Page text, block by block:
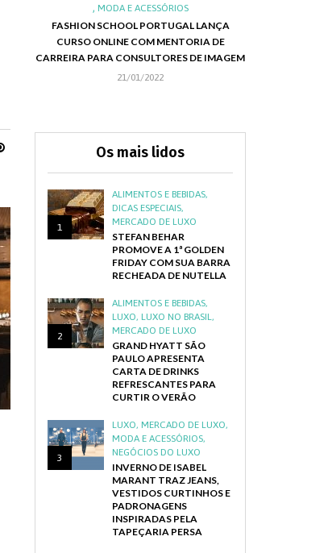
, MODA E ACESSÓRIOS
FASHION SCHOOL PORTUGAL LANÇA
CURSO ONLINE COM MENTORIA DE
CARREIRA PARA CONSULTORES DE IMAGEM
21/01/2022
Os mais lidos
1
ALIMENTOS E BEBIDAS,
DICAS ESPECIAIS,
MERCADO DE LUXO
STEFAN BEHAR
PROMOVE A 1ª GOLDEN
FRIDAY COM SUA BARRA
RECHEADA DE NUTELLA
2
ALIMENTOS E BEBIDAS,
LUXO, LUXO NO BRASIL,
MERCADO DE LUXO
GRAND HYATT SÃO
PAULO APRESENTA
CARTA DE DRINKS
REFRESCANTES PARA
CURTIR O VERÃO
3
LUXO, MERCADO DE LUXO,
MODA E ACESSÓRIOS,
NEGÓCIOS DO LUXO
INVERNO DE ISABEL
MARANT TRAZ JEANS,
VESTIDOS CURTINHOS E
PADRONAGENS
INSPIRADAS PELA
TAPEÇARIA PERSA